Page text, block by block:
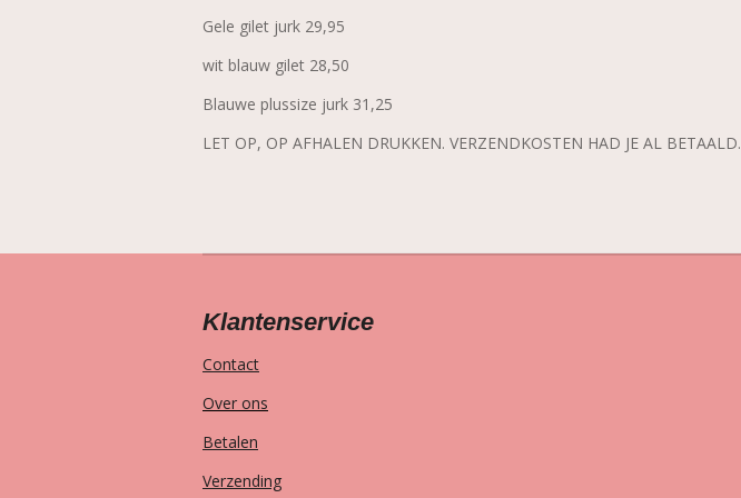
Gele gilet jurk 29,95
wit blauw gilet 28,50
Blauwe plussize jurk 31,25
LET OP, OP AFHALEN DRUKKEN. VERZENDKOSTEN HAD JE AL BETAALD.
Klantenservice
Contact
Over ons
Betalen
Verzending